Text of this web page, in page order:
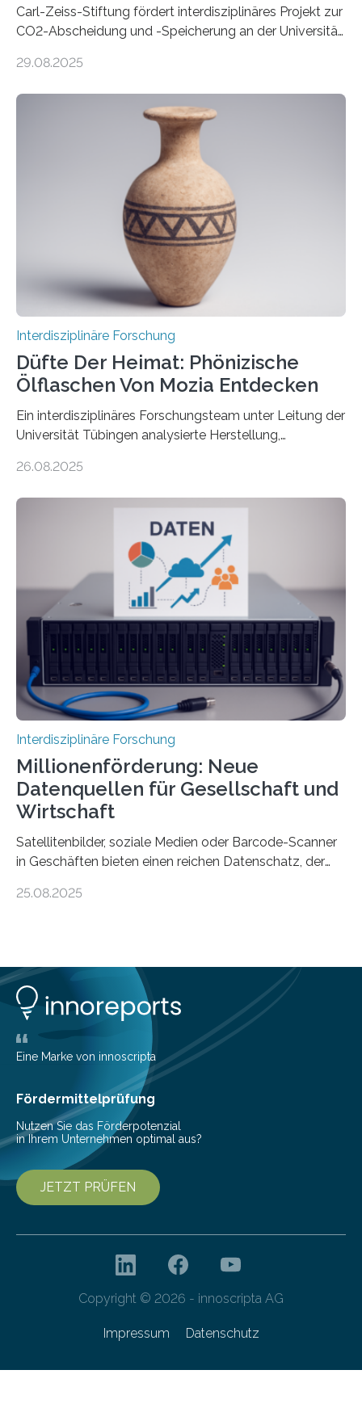
Carl-Zeiss-Stiftung fördert interdisziplinäres Projekt zur
CO2-Abscheidung und -Speicherung an der Universität
von CO2-Emissionen gilt als wichtige Maßnahme zur
Erdatmosphäre, sondern auch das Fangen und
Speichern des Treibhausgases aus der Luft.
Dementsprechend hat auch die aktuelle
Bundesregierung in ihrem Koalitionsvertrag die
Entwicklung von CO2-Abscheidungs- und
Speicherungstechnologien als Ziel ausgegeben.
Insbesondere das sogenannte Direct Air Capture (DAC)
betrachtet sie dabei als „vielversprechende
Zukunftstechnologie, um Negativemissionen zu heben“.
Wissenschaftlerinnen…
29.08.2025
Interdisziplinäre Forschung
Düfte Der Heimat: Phönizische
Ölflaschen Von Mozia Entdecken
Ein interdisziplinäres Forschungsteam unter Leitung der
Universität Tübingen analysierte Herstellung,
aus der phönizischen Siedlung Mozia, vor der Küste
Rolle von Düften für die Identitätsbildung, die
Erinnerungskultur sowie den interkulturellen Austausch
im Mittelmeerraum der Eisenzeit. Zum ersten Mal hat
ein interdisziplinäres Forscherteam eine umfassende
Analyse der Herstellung, Technologie und Inhalte von
51 keramischen Ölgefäßen aus der phönizischen
Siedlung Mozia auf…
26.08.2025
Interdisziplinäre Forschung
Millionenförderung: Neue
Datenquellen für Gesellschaft und
Wirtschaft
Satellitenbilder, soziale Medien oder Barcode-Scanner
in Geschäften bieten einen reichen Datenschatz, der
wird. Neue KI-gestützte Methoden helfen hier bei der
Kompetenzzentrum genannt „Societal Observatory
Using Novel Data Sources (SOUNDS)“ gebündelt
werden. Die Landesregierung fördert dies mit 29
Millionen Euro aus dem Transformationsfonds, um
neben wissenschaftlichen Erkenntnissen auch konkrete
wirtschaftliche Impulse für die Transformation der…
25.08.2025
Eine Marke von innoscripta
Fördermittelprüfung
Nutzen Sie das Förderpotenzial
in Ihrem Unternehmen optimal aus?
JETZT PRÜFEN
Copyright © 2026 - innoscripta AG
Impressum Datenschutz